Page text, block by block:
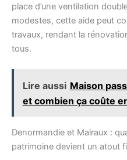
place d’une ventilation
modestes, cette aide peut
travaux, rendant la
tous.
Lire aussi Maison
et combien ça coûte
Denormandie et Malraux :
patrimoine devient un atout